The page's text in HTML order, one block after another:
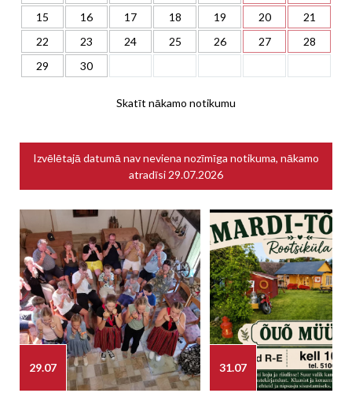
15
16 17 18 19 20
21
22
23 24 25 26 27
28
29
30
Skatīt nākamo notikumu
Izvēlētajā datumā nav neviena nozīmīga notikuma, nākamo
atradīsi 29.07.2026
29.07 31.07